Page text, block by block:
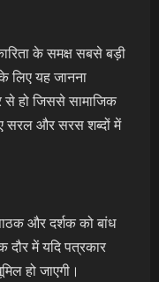
के समक्ष सबसे बड़ी
लिए यह जानना
हो जिससे सामाजिक
सरल और सरस शब्दों में
और दर्शक को बांध
में यदि पत्रकार
हो जाएगी।